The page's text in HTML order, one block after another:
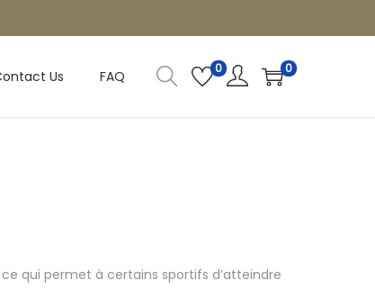
Us FAQ 0 0
qui permet à certains sportifs d’atteindre